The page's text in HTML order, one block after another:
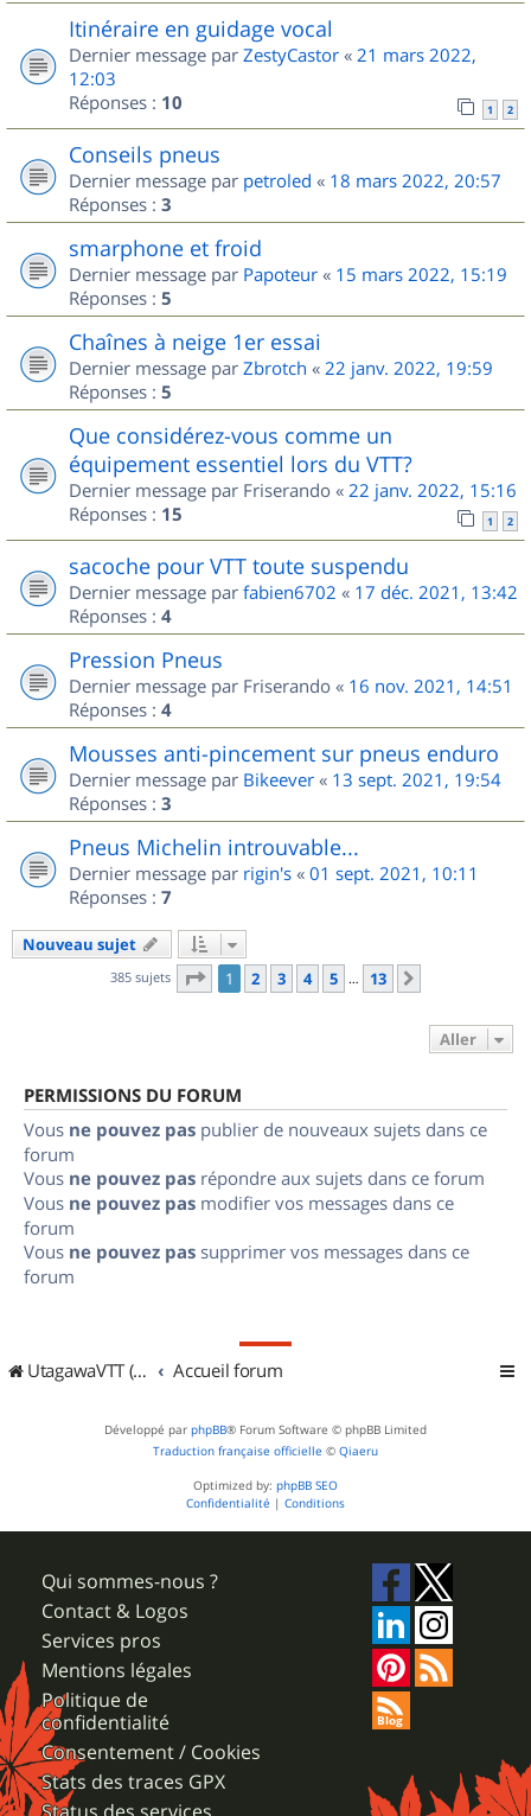
Itinéraire en guidage vocal
Dernier message par ZestyCastor « 21 mars 2022,
12:03
Réponses : 10 1 2
Conseils pneus
Dernier message par petroled « 18 mars 2022, 20:57
Réponses : 3
smarphone et froid
Dernier message par Papoteur « 15 mars 2022, 15:19
Réponses : 5
Chaînes à neige 1er essai
Dernier message par Zbrotch « 22 janv. 2022, 19:59
Réponses : 5
Que considérez-vous comme un
équipement essentiel lors du VTT?
Dernier message par Friserando « 22 janv. 2022, 15:16
Réponses : 15 1 2
sacoche pour VTT toute suspendu
Dernier message par fabien6702 « 17 déc. 2021, 13:42
Réponses : 4
Pression Pneus
Dernier message par Friserando « 16 nov. 2021, 14:51
Réponses : 4
Mousses anti-pincement sur pneus enduro
Dernier message par Bikeever « 13 sept. 2021, 19:54
Réponses : 3
Pneus Michelin introuvable...
Dernier message par rigin's « 01 sept. 2021, 10:11
Réponses : 7
Nouveau sujet
385 sujets Page 1sur
1 2 3 4 5 … 13
Aller
PERMISSIONS DU FORUM
Vous ne pouvez pas publier de nouveaux sujets dans ce
forum
Vous ne pouvez pas répondre aux sujets dans ce forum
Vous ne pouvez pas modifier vos messages dans ce
forum
Vous ne pouvez pas supprimer vos messages dans ce
forum
UtagawaVTT (Randos VTT et VTTAE avec traces GPS) Accueil forum
Développé par phpBB® Forum Software © phpBB Limited
Traduction française officielle © Qiaeru
Optimized by: phpBB SEO
Confidentialité | Conditions
Qui sommes-nous ?
Contact & Logos
Services pros
Mentions légales
Politique de
confidentialité
Consentement / Cookies
Stats des traces GPX